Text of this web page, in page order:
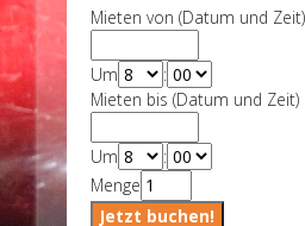
Mieten von (Datum und Zeit)
Um
:
Mieten bis (Datum und Zeit)
Um
:
Menge